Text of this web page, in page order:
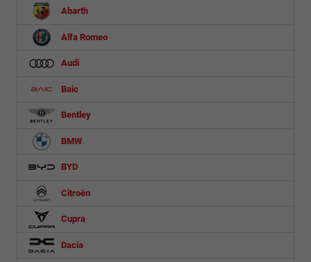
Abarth
Alfa Romeo
Audi
Baic
Bentley
BMW
BYD
Citroën
Cupra
Dacia